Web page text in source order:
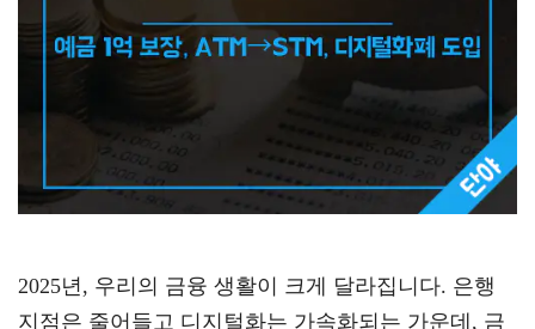
2025년, 우리의 금융 생활이 크게 달라집니다. 은행
지점은 줄어들고 디지털화는 가속화되는 가운데, 금